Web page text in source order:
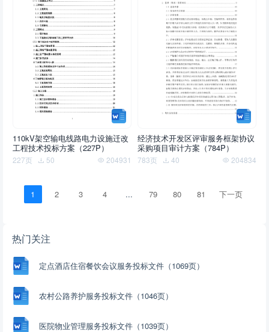
110kV架空输电线路电力设施迁改
工程技术投标方案（227P）
227页 50 204931
经济技术开发区评审服务框架协议
采购项目审计方案（784P）
783页 40 204834
1 2 3 4 ... 79 80 81 下一页
热门关注
定点酒店住宿餐饮会议服务投标文件（1069页）
农村公路养护服务投标文件（1046页）
医院物业管理服务投标文件（1039页）